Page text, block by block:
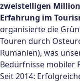
zweistelligen
Erfahrung im
organisierte die
Touren durch
Rumänien), was
Bedürfnisse mobiler
Seit 2014: